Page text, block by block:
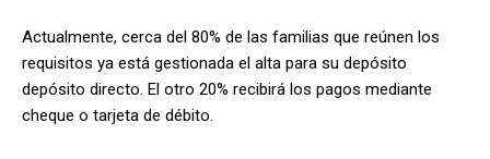
Actualmente, cerca del 80% de las familias que reúnen los
requisitos ya está gestionada el alta para su depósito
depósito directo. El otro 20% recibirá los pagos mediante
cheque o tarjeta de débito.